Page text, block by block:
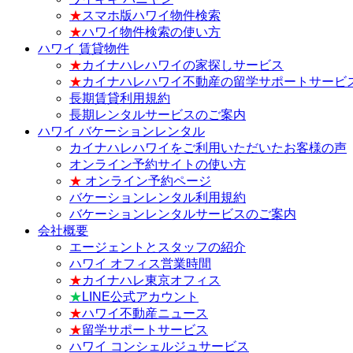
★スマホ版ハワイ物件検索
★ハワイ物件検索の使い方
ハワイ 賃貸物件
★カイナハレハワイの家探しサービス
★カイナハレハワイ不動産の留学サポートサービ
長期賃貸利用規約
長期レンタルサービスのご案内
ハワイ バケーションレンタル
カイナハレハワイをご利用いただいたお客様の声
オンライン予約サイトの使い方
★ オンライン予約ページ
バケーションレンタル利用規約
バケーションレンタルサービスのご案内
会社概要
エージェントとスタッフの紹介
ハワイ オフィス営業時間
★カイナハレ東京オフィス
★ LINE公式アカウント
★ハワイ不動産ニュース
★留学サポートサービス
ハワイ コンシェルジュサービス